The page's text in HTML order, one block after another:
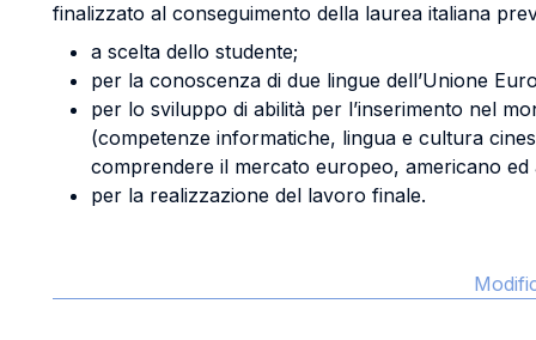
finalizzato al conseguimento della laurea italiana
a scelta dello studente;
per la conoscenza di due lingue dell’Unione
per lo sviluppo di abilità per l’inserimento nel
(competenze informatiche, lingua e cultura
comprendere il mercato europeo, americano ed
per la realizzazione del lavoro finale.